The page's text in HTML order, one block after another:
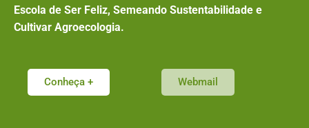
Escola de Ser Feliz, Semeando Sustentabilidade e
Cultivar Agroecologia.
Conheça + Webmail